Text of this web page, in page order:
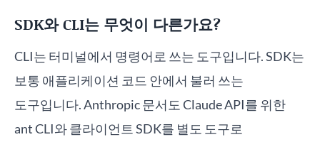
SDK와 CLI는 무엇이 다른가요?
CLI는 터미널에서 명령어로 쓰는 도구입니다. SDK는
보통 애플리케이션 코드 안에서 불러 쓰는
도구입니다. Anthropic 문서도 Claude API를 위한
ant CLI와 클라이언트 SDK를 별도 도구로